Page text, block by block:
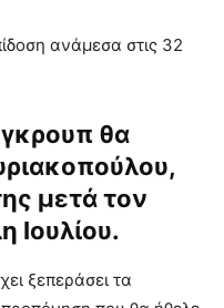
ανάμεσα στις 32
γκρουπ θα
μετά τον
Ιουλίου.
ξεπεράσει τα